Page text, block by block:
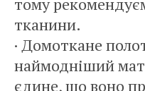
тканини.
· Домоткане
наймодніший
єдине, що воно